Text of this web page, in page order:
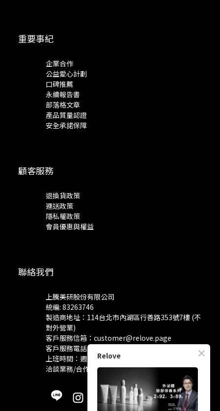
重要事紀
企業合作
公益愛心計劃
口碑推薦
永續報告書
部落格文章
產品質量認證
安全承諾保障
顧客服務
退換貨政策
運送政策
隱私權政策
會員優惠與權益
聯絡我們
上騰美研股份有限公司
統編: 83263746
製造商地址：114台北市內湖區行善路353號7樓 (不
對外營業)
客戶服務信箱： customer@relove.page
客戶服務電話：
上班時間：週一至週五 10:30~18:30
洽談業務/合作資訊：pr@relove.page
Relove